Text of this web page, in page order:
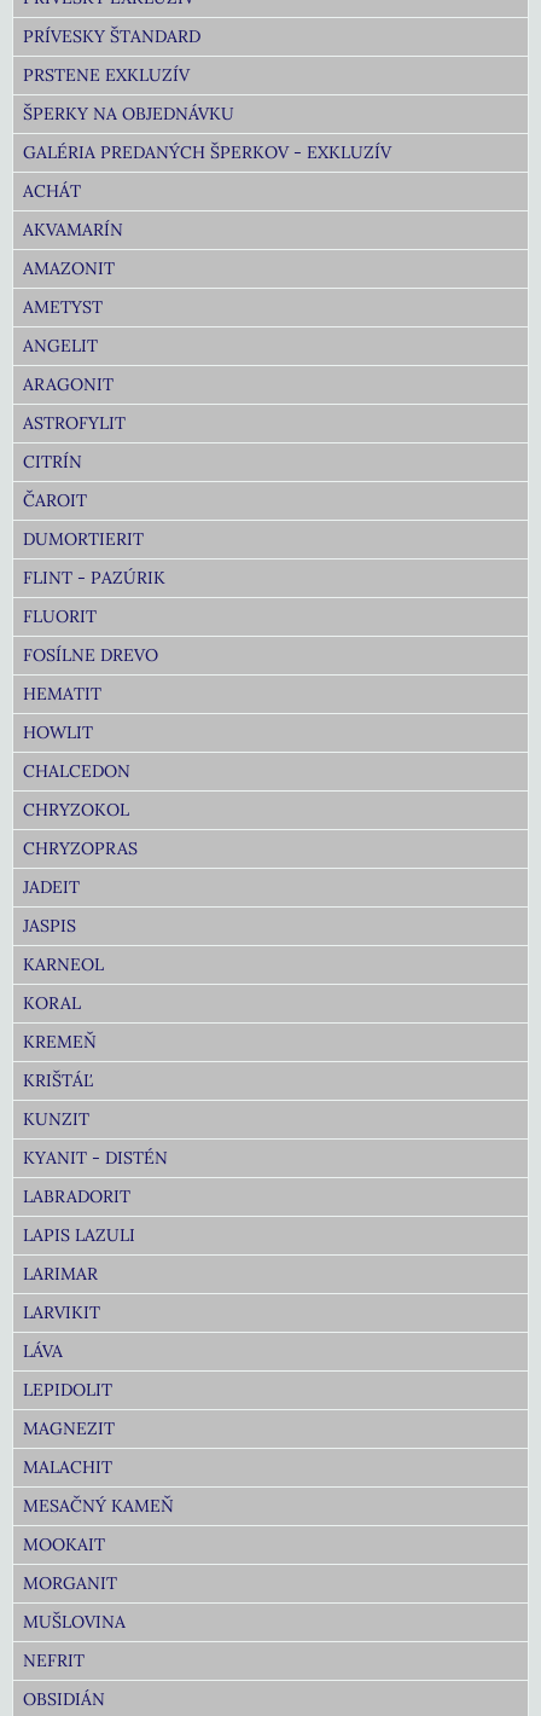
PRÍVESKY ŠTANDARD
PRSTENE EXKLUZÍV
ŠPERKY NA OBJEDNÁVKU
GALÉRIA PREDANÝCH ŠPERKOV - EXKLUZÍV
ACHÁT
AKVAMARÍN
AMAZONIT
AMETYST
ANGELIT
ARAGONIT
ASTROFYLIT
CITRÍN
ČAROIT
DUMORTIERIT
FLINT - PAZÚRIK
FLUORIT
FOSÍLNE DREVO
HEMATIT
HOWLIT
CHALCEDON
CHRYZOKOL
CHRYZOPRAS
JADEIT
JASPIS
KARNEOL
KORAL
KREMEŇ
KRIŠTÁĽ
KUNZIT
KYANIT - DISTÉN
LABRADORIT
LAPIS LAZULI
LARIMAR
LARVIKIT
LÁVA
LEPIDOLIT
MAGNEZIT
MALACHIT
MESAČNÝ KAMEŇ
MOOKAIT
MORGANIT
MUŠLOVINA
NEFRIT
OBSIDIÁN